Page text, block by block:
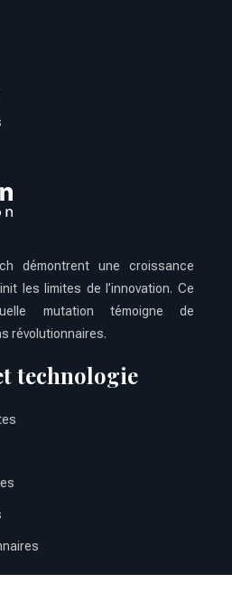
démontrent une croissance
les limites de l’innovation. Ce
mutation témoigne de
révolutionnaires.
technologie